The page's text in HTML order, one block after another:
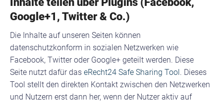
Google+1, Twitter & Co.)
Die Inhalte auf unseren Seiten können
datenschutzkonform in sozialen Netzwerken wie
Facebook, Twitter oder Google+ geteilt werden. Diese
Seite nutzt dafür das eRecht24 Safe Sharing Tool . Dieses
Tool stellt den direkten Kontakt zwischen den Netzwerken
und Nutzern erst dann her, wenn der Nutzer aktiv auf